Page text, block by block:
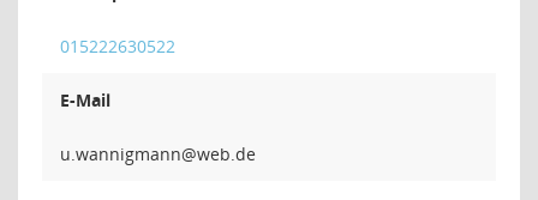
015222630522
E-Mail
nnamgi